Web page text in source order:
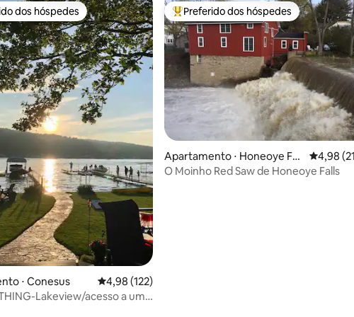
de 5, 313 avaliações
preferidos dos hóspedes
dos hóspedes
⋅ Conesus 4,98 de uma avaliação média de 5, 122 avaliações
4,98 (122)
Lakeview/acesso a um
Entre os melhores preferidos dos
Preferido dos hóspedes
Apartamento ⋅ Honeoye Fall
s
4,98 de
4,98
O Moinho Red Saw de Honeoye Falls